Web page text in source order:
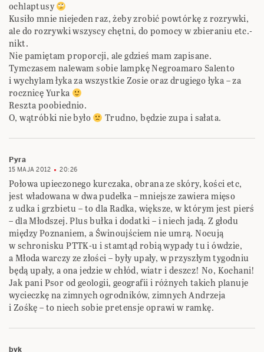
ochlaptusy
Kusiło mnie niejeden raz, żeby zrobić powtórkę z rozrywki,
ale do rozrywki wszyscy chętni, do pomocy w zbieraniu etc.-
nikt.
Nie pamiętam proporcji, ale gdzieś mam zapisane.
Tymczasem nalewam sobie lampkę Negroamaro Salento
i wychylam łyka za wszystkie Zosie oraz drugiego łyka – za
rocznicę Yurka
Reszta poobiednio.
O, wątróbki nie było
Trudno, będzie zupa i sałata.
Pyra
15 MAJA 2012 20:26
Połowa upieczonego kurczaka, obrana ze skóry, kości etc,
jest władowana w dwa pudełka – mniejsze zawiera mięso
z udka i grzbietu – to dla Radka, większe, w którym jest pierś
– dla Młodszej. Plus bułka i dodatki – i niech jadą. Z głodu
między Poznaniem, a Świnoujściem nie umrą. Nocują
w schronisku PTTK-u i stamtąd robią wypady tu i ówdzie,
a Młoda warczy ze złości – były upały, w przyszłym tygodniu
będą upały, a ona jedzie w chłód, wiatr i deszcz! No, Kochani!
Jak pani Psor od geologii, geografii i różnych takich planuje
wycieczkę na zimnych ogrodników, zimnych Andrzeja
i Zośkę – to niech sobie pretensje oprawi w ramkę.
byk